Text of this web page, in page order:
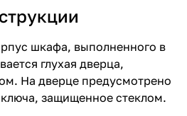
шкафа, выполненного в
глухая дверца,
На дверце предусмотрено
защищенное стеклом.